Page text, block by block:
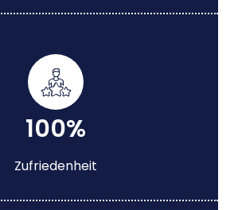
100%
Zufriedenheit